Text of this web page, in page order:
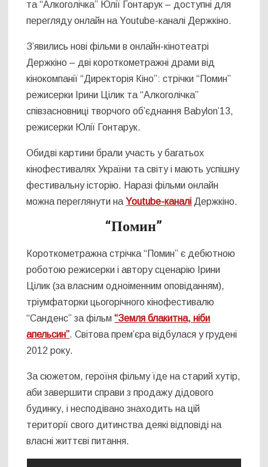
та “Алкоголічка” Юлії Гонтарук – доступні для
перегляду онлайн на Youtube-каналі Держкіно.
З’явились нові фільми в онлайн-кінотеатрі
Держкіно – дві короткометражні драми від
кінокомпанії “Директорія Кіно”: стрічки “Помин”
режисерки Ірини Цілик та “Алкоголічка”
співзасновниці творчого об’єднання Babylon’13,
режисерки Юлії Гонтарук.
Обидві картини брали участь у багатьох
кінофестивалях України та світу і мають успішну
фестивальну історію. Наразі фільми онлайн
можна переглянути наYoutube-каналі Держкіно.
“Помин”
Короткометражна стрічка “Помин” є дебютною
роботою режисерки і автору сценарію Ірини
Цілик (за власним одноіменним оповіданням),
тріумфаторки цьогорічного кінофестивалю
“Санденс” за фільм“Земля блакитна, ніби
апельсин”. Світова прем’єра відбулася у грудені
2012 року.
За сюжетом, героїня фільму їде на старий хутір,
аби завершити справи з продажу дідового
будинку, і несподівано знаходить на цій
території свого дитинства деякі відповіді на
власні життєві питання.